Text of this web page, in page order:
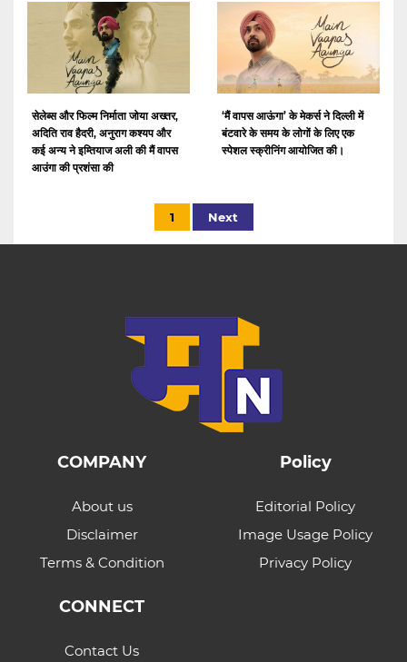
सेलेब्स और फिल्म निर्माता जोया अख्तर,
अदिति राव हैदरी, अनुराग कश्यप और
कई अन्य ने इम्तियाज अली की मैं वापस
आउंगा की प्रशंसा की
‘मैं वापस आऊंगा’ के मेकर्स ने दिल्ली में
बंटवारे के समय के लोगों के लिए एक
स्पेशल स्क्रीनिंग आयोजित की।
1 Next
COMPANY
About us
Disclaimer
Terms & Condition
Policy
Editorial Policy
Image Usage Policy
Privacy Policy
CONNECT
Contact Us